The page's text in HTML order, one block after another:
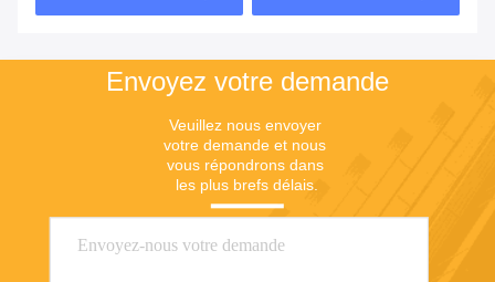
Envoyez votre demande
Veuillez nous envoyer
votre demande et nous
vous répondrons dans
les plus brefs délais.